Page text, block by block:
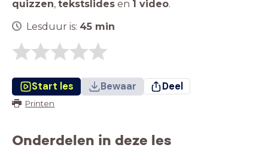
quizzen, tekstslides en 1 video.
Lesduur is: 45 min
Start les Bewaar Deel
Printen
Onderdelen in deze les